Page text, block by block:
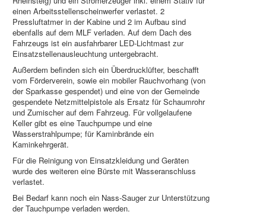
einen Arbeitsstellenscheinwerfer verlastet. 2
Pressluftatmer in der Kabine und 2 im Aufbau sind
ebenfalls auf dem MLF verladen. Auf dem Dach des
Fahrzeugs ist ein ausfahrbarer LED-Lichtmast zur
Einsatzstellenausleuchtung untergebracht.
Außerdem befinden sich ein Überdrucklüfter, beschafft
vom Förderverein, sowie ein mobiler Rauchvorhang (von
der Sparkasse gespendet) und eine von der Gemeinde
gespendete Netzmittelpistole als Ersatz für Schaumrohr
und Zumischer auf dem Fahrzeug. Für vollgelaufene
Keller gibt es eine Tauchpumpe und eine
Wasserstrahlpumpe; für Kaminbrände ein
Kaminkehrgerät.
Für die Reinigung von Einsatzkleidung und Geräten
wurde des weiteren eine Bürste mit Wasseranschluss
verlastet.
Bei Bedarf kann noch ein Nass-Sauger zur Unterstützung
der Tauchpumpe verladen werden.